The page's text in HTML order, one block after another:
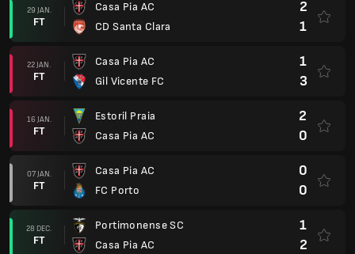
29 JAN.
FT
Casa Pia AC
CD Santa Clara
2
1
22 JAN.
FT
Casa Pia AC
Gil Vicente FC
1
3
16 JAN.
FT
Estoril Praia
Casa Pia AC
2
0
07 JAN.
FT
Casa Pia AC
FC Porto
0
0
28 DEC.
FT
Portimonense SC
Casa Pia AC
1
2